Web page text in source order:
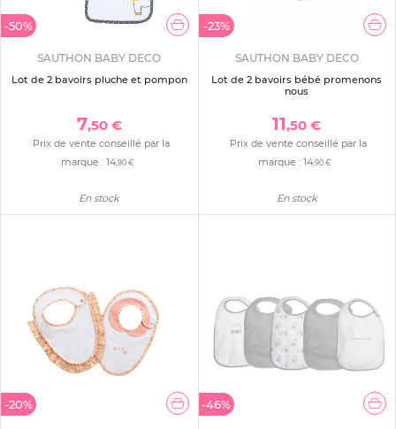
-50%
SAUTHON BABY DECO
Lot de 2 bavoirs pluche et pompon
7,50 €
Prix de vente conseillé par la
marque : 14,90 €
En stock
-23%
SAUTHON BABY DECO
Lot de 2 bavoirs bébé promenons
nous
11,50 €
Prix de vente conseillé par la
marque :14,90 €
En stock
-20% -46%